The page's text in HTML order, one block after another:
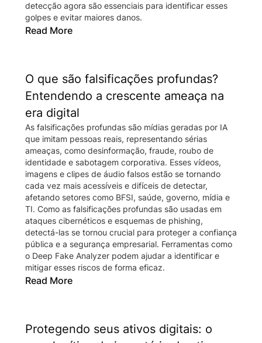
detecção agora são essenciais para identificar esses
golpes e evitar maiores danos.
Read More
O que são falsificações profundas?
Entendendo a crescente ameaça na
era digital
As falsificações profundas são mídias geradas por IA
que imitam pessoas reais, representando sérias
ameaças, como desinformação, fraude, roubo de
identidade e sabotagem corporativa. Esses vídeos,
imagens e clipes de áudio falsos estão se tornando
cada vez mais acessíveis e difíceis de detectar,
afetando setores como BFSI, saúde, governo, mídia e
TI. Como as falsificações profundas são usadas em
ataques cibernéticos e esquemas de phishing,
detectá-las se tornou crucial para proteger a confiança
pública e a segurança empresarial. Ferramentas como
o Deep Fake Analyzer podem ajudar a identificar e
mitigar esses riscos de forma eficaz.
Read More
Protegendo seus ativos digitais: o